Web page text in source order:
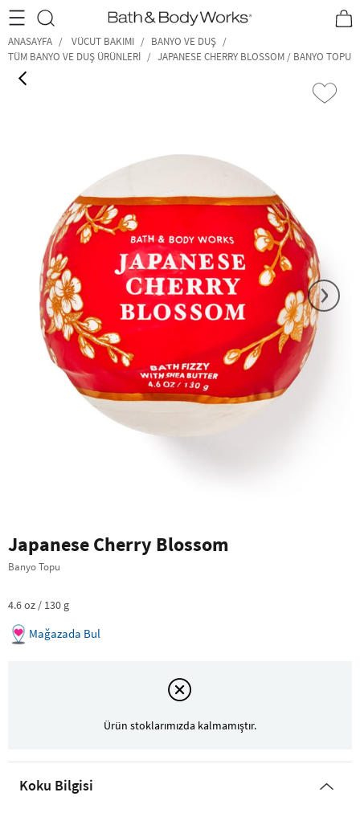
•2200₺ ve Üzeri Kargo Ücretsiz!• *Promosyon Detayları
ANASAYFA VÜCUT BAKIMI
BANYO VE DUŞ
TÜM BANYO VE DUŞ ÜRÜNLERI
JAPANESE CHERRY BLOSSOM / BANYO TOPU
‹ ›
Japanese Cherry Blossom
Banyo Topu
4.6 oz / 130 g
Mağazada Bul
Ürün stoklarımızda kalmamıştır.
Koku Bilgisi